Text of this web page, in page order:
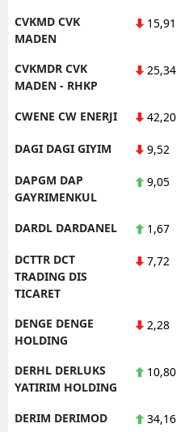
CVKMD CVK
MADEN
15,91
CVKMDR CVK
MADEN - RHKP
25,34
CWENE CW ENERJI 42,20
DAGI DAGI GIYIM 9,52
DAPGM DAP
GAYRIMENKUL
9,05
DARDL DARDANEL 1,67
DCTTR DCT
TRADING DIS
TICARET
7,72
DENGE DENGE
HOLDING
2,28
DERHL DERLUKS
YATIRIM HOLDING
10,80
DERIM DERIMOD 34,16